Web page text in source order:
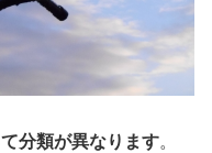
分類が異なります。